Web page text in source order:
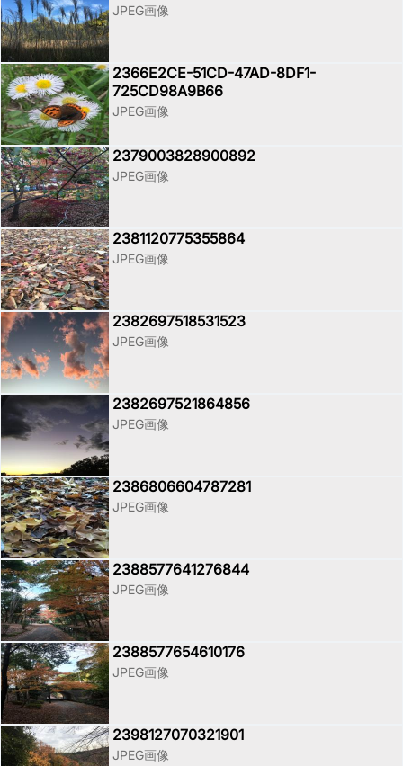
JPEG画像
2366E2CE-51CD-47AD-8DF1-
725CD98A9B66
JPEG画像
2379003828900892
JPEG画像
2381120775355864
JPEG画像
2382697518531523
JPEG画像
2382697521864856
JPEG画像
2386806604787281
JPEG画像
2388577641276844
JPEG画像
2388577654610176
JPEG画像
2398127070321901
JPEG画像